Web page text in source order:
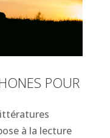
POUR
à la lecture